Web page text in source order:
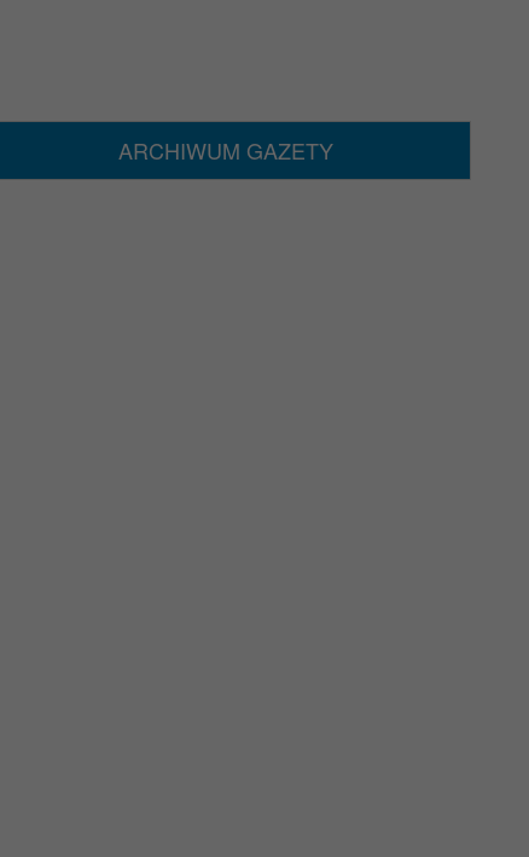
ARCHIWUM GAZETY